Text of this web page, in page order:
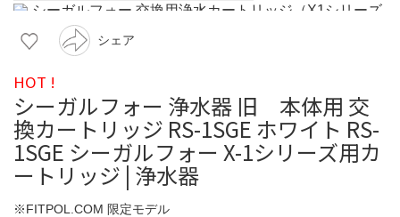
シェア
HOT !
シーガルフォー 浄水器 旧 本体用 交
換カートリッジ RS-1SGE ホワイト RS-
1SGE シーガルフォー X-1シリーズ用カ
ートリッジ | 浄水器
※FITPOL.COM 限定モデル